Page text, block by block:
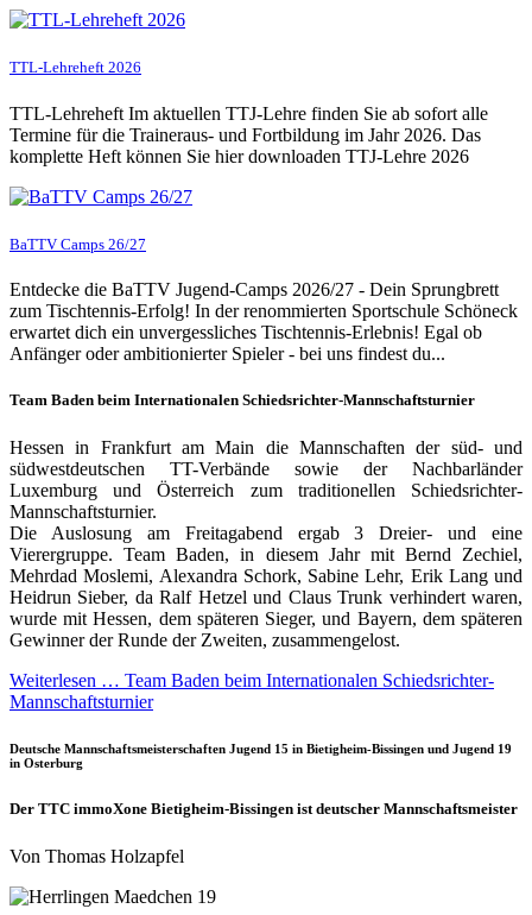
TTL-Lehreheft 2026
TTL-Lehreheft Im aktuellen TTJ-Lehre finden Sie ab sofort alle
Termine für die Traineraus- und Fortbildung im Jahr 2026. Das
komplette Heft können Sie hier downloaden TTJ-Lehre 2026
BaTTV Camps 26/27
Entdecke die BaTTV Jugend-Camps 2026/27 - Dein Sprungbrett
zum Tischtennis-Erfolg! In der renommierten Sportschule Schöneck
erwartet dich ein unvergessliches Tischtennis-Erlebnis! Egal ob
Anfänger oder ambitionierter Spieler - bei uns findest du...
Team Baden beim Internationalen Schiedsrichter-Mannschaftsturnier
Hessen in Frankfurt am Main die Mannschaften der süd- und
südwestdeutschen TT-Verbände sowie der Nachbarländer
Luxemburg und Österreich zum traditionellen Schiedsrichter-
Mannschaftsturnier.
Die Auslosung am Freitagabend ergab 3 Dreier- und eine
Vierergruppe. Team Baden, in diesem Jahr mit Bernd Zechiel,
Mehrdad Moslemi, Alexandra Schork, Sabine Lehr, Erik Lang und
Heidrun Sieber, da Ralf Hetzel und Claus Trunk verhindert waren,
wurde mit Hessen, dem späteren Sieger, und Bayern, dem späteren
Gewinner der Runde der Zweiten, zusammengelost.
Weiterlesen … Team Baden beim Internationalen Schiedsrichter-
Mannschaftsturnier
Deutsche Mannschaftsmeisterschaften Jugend 15 in Bietigheim-Bissingen und Jugend 19
in Osterburg
Der TTC immoXone Bietigheim-Bissingen ist deutscher Mannschaftsmeister
Von Thomas Holzapfel